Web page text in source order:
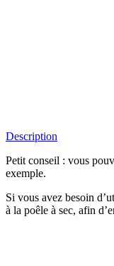
Description
Petit conseil : vous
exemple.
Si vous avez besoin
à la poêle à sec, afin